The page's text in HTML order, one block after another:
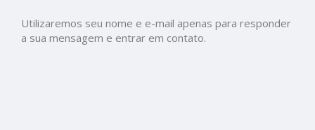
Utilizaremos seu nome e e-mail apenas para responder
a sua mensagem e entrar em contato.